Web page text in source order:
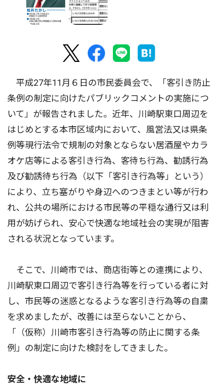
平成27年11月６日の市民委員会で、「客引き防止
条例の制定に向けたパブリックコメントの実施につ
いて」が報告されました。近年、川崎駅東口周辺を
はじめとする本市区域内において、風営法又は県条
例等現行法令で規制の対象とならない居酒屋やカラ
オケ店等による客引き行為、客待ち行為、勧誘行為
及び勧誘待ち行為（以下「客引き行為等」という）
により、立ち塞がりや身辺へのつきまとい等が行わ
れ、公共の場所における市民等の平穏な通行又は利
用が妨げられ、安心で快適な地域社会の実現が阻害
される状況となっています。
そこで、川崎市では、商店街等との連携により、
川崎駅東口周辺で客引き行為等を行っている者に対
し、市民等の迷惑となるような客引き行為等の自粛
を求めましたが、改善には至らないことから、
「（仮称）川崎市客引き行為等の防止に関する条
例」の制定に向けた検討をしてきました。
安全・快適な地域に